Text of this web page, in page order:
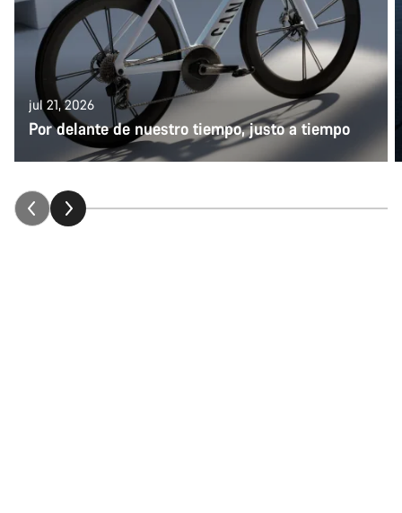
jul 21, 2026
Por delante de nuestro tiempo, justo a tiempo